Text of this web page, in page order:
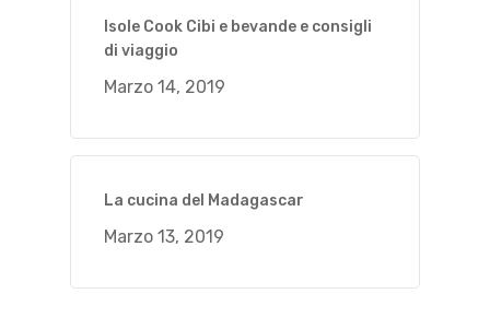
Isole Cook Cibi e bevande e consigli
di viaggio
Marzo 14, 2019
La cucina del Madagascar
Marzo 13, 2019